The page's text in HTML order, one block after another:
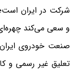
شرکت در ایران
و سعی می‌کند چهره‌ای
صنعت خودروی
تعلیق غیر رسمی و